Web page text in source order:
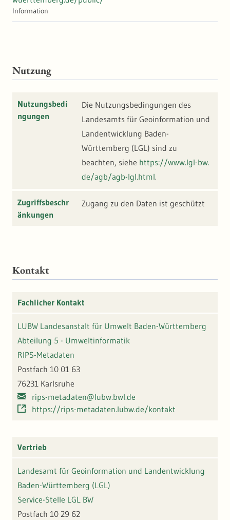
Information
Nutzung
Nutzungsbedi
ngungen
Die Nutzungsbedingungen des
Landesamts für Geoinformation und
Landentwicklung Baden-
Württemberg (LGL) sind zu
beachten, siehe https://www.lgl-bw.
de/agb/agb-lgl.html.
Zugriffsbeschr
änkungen
Zugang zu den Daten ist geschützt
Kontakt
Fachlicher Kontakt
LUBW Landesanstalt für Umwelt Baden-Württemberg
Abteilung 5 - Umweltinformatik
RIPS-Metadaten
Postfach 10 01 63
76231 Karlsruhe
rips-metadaten@lubw.bwl.de
https://rips-metadaten.lubw.de/kontakt
Vertrieb
Landesamt für Geoinformation und Landentwicklung
Baden-Württemberg (LGL)
Service-Stelle LGL BW
Postfach 10 29 62